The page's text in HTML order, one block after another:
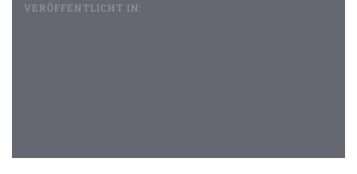
VERÖFFENTLICHT IN: